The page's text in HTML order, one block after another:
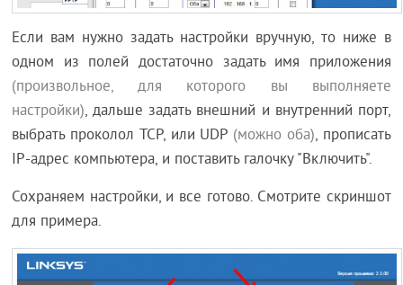
Если вам нужно задать настройки вручную, то ниже в
одном из полей достаточно задать имя приложения
(произвольное, для которого вы выполняете
настройки), дальше задать внешний и внутренний порт,
выбрать проколол TCP, или UDP (можно оба), прописать
IP-адрес компьютера, и поставить галочку "Включить".
Сохраняем настройки, и все готово. Смотрите скриншот
для примера.